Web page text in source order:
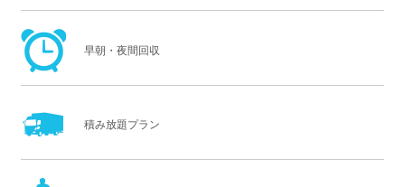
早朝・夜間回収
積み放題プラン